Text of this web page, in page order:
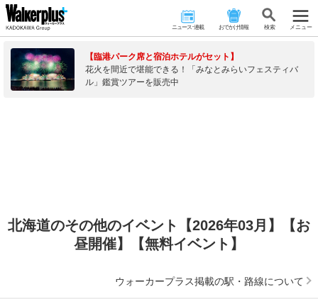
ニュース･連載 おでかけ情報 検 索 メニュー
【臨港パーク席と宿泊ホテルがセット】
花火を間近で堪能できる！「みなとみらいフェスティバ
ル」鑑賞ツアーを販売中
北海道のその他のイベント【2026年03月】【お
昼開催】【無料イベント】
ウォーカープラス掲載の駅・路線について